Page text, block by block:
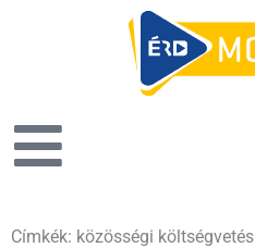
Címkék: közösségi költségvetés